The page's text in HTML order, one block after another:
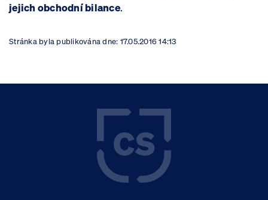
jejich obchodní bilance.
Stránka byla publikována dne: 17.05.2016 14:13